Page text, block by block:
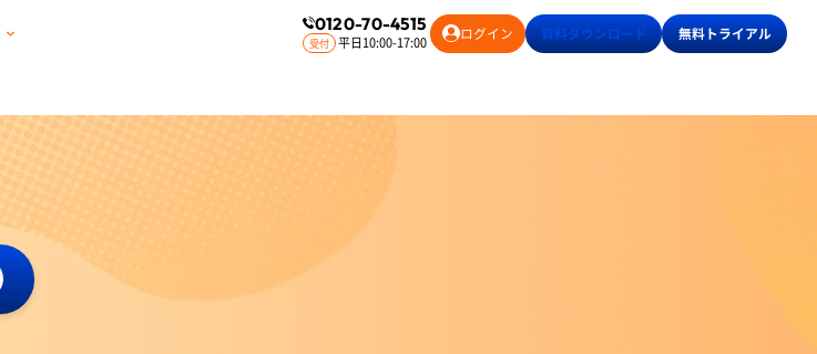
0120-70-4515
受付 平日10:00-17:00 ログイン 資料ダウンロード 無料トライアル